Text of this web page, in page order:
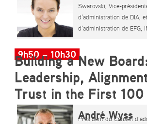
Swarovski, Vice-
d’administration de DIA,
d’administration de EFG,
9h50 – 10h30
Building a New
Leadership,
Trust in the First 100
André Wyss
Président du Conseil